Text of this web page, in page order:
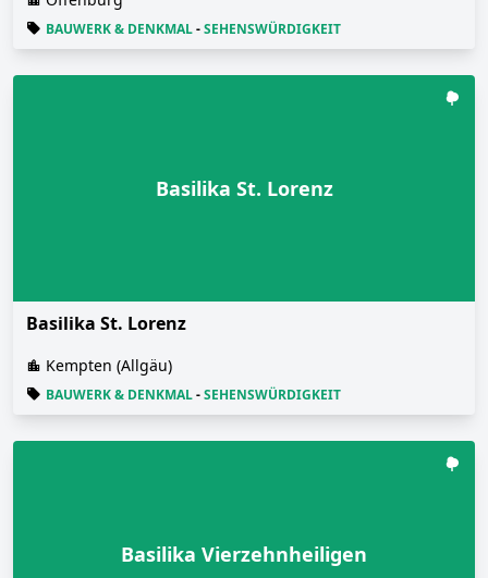
BAUWERK & DENKMAL-SEHENSWÜRDIGKEIT
Basilika St. Lorenz
Basilika St. Lorenz
Kempten (Allgäu)
BAUWERK & DENKMAL-SEHENSWÜRDIGKEIT
Basilika Vierzehnheiligen